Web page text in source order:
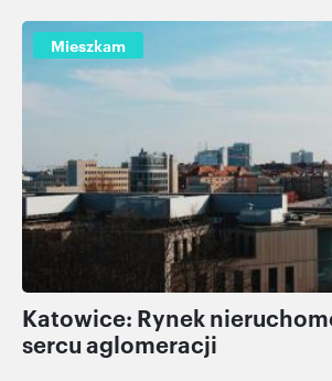
Mieszkam
Katowice: Rynek
sercu aglomeracji